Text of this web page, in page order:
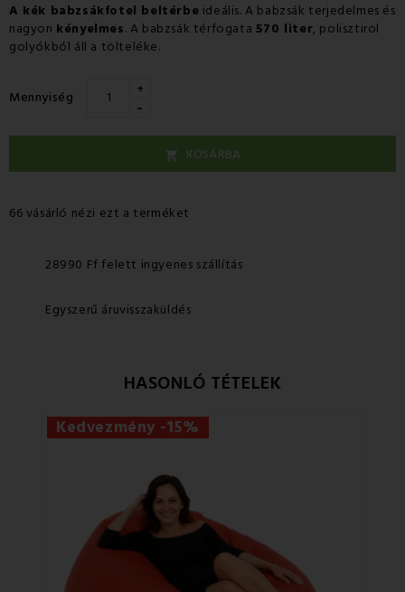
A kék babzsákfotel beltérbe ideális. A babzsák terjedelmes és
nagyon kényelmes. A babzsák térfogata 570 liter, polisztirol
golyókból áll a tölteléke.
Mennyiség +
-
 KOSÁRBA
66 vásárló nézi ezt a terméket
28990 Ff felett ingyenes szállítás
Egyszerű áruvisszaküldés
HASONLÓ TÉTELEK
Kedvezmény -15%